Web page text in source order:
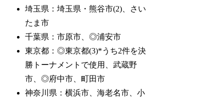
埼玉県：埼玉県・熊谷市(2)、さい
たま市
千葉県：市原市、◎浦安市
東京都：◎東京都(3)*うち2件を決
勝トーナメントで使用、武蔵野
市、◎府中市、町田市
神奈川県：横浜市、海老名市、小